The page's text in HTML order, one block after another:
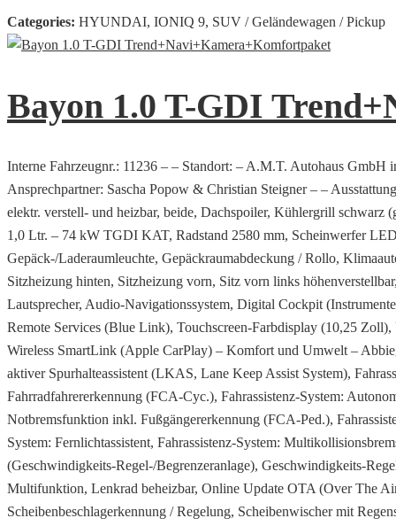
Categories: HYUNDAI, IONIQ 9, SUV / Geländewagen / Pickup
Bayon 1.0 T-GDI
Interne Fahrzeugnr.: 11236 – – Standort: – A.M.T. Autohaus
Ansprechpartner: Sascha Popow & Christian Steigner – –
elektr. verstell- und heizbar, beide, Dachspoiler, Kühlergrill
1,0 Ltr. – 74 kW TGDI KAT, Radstand 2580 mm, Scheinwerfer
Gepäck-/Laderaumleuchte, Gepäckraumabdeckung / Rollo,
Sitzheizung hinten, Sitzheizung vorn, Sitz vorn links
Lautsprecher, Audio-Navigationssystem, Digital Cockpit
Remote Services (Blue Link), Touchscreen-Farbdisplay (10,25
Wireless SmartLink (Apple CarPlay) – Komfort und Umwelt –
aktiver Spurhalteassistent (LKAS, Lane Keep Assist System),
Fahrradfahrererkennung (FCA-Cyc.), Fahrassistenz-System:
Notbremsfunktion inkl. Fußgängererkennung (FCA-Ped.),
System: Fernlichtassistent, Fahrassistenz-System:
(Geschwindigkeits-Regel-/Begrenzeranlage), Geschwindigkeits-
Multifunktion, Lenkrad beheizbar, Online Update OTA (Over The
Scheibenbeschlagerkennung / Regelung, Scheibenwischer mit